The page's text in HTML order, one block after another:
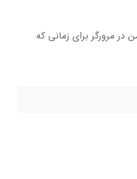
در مرورگر برای زمانی که